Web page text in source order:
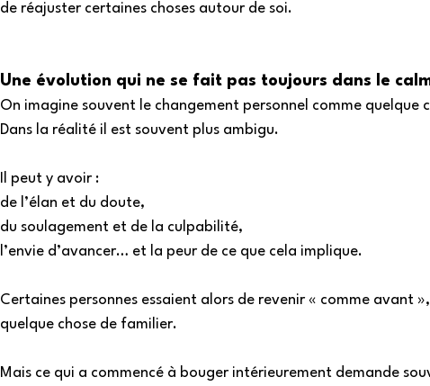
de réajuster certaines choses autour de soi.
Une évolution qui ne se fait pas toujours dans le
On imagine souvent le changement personnel comme quelque
Dans la réalité il est souvent plus ambigu.
Il peut y avoir :
de l’élan et du doute,
du soulagement et de la culpabilité,
l’envie d’avancer… et la peur de ce que cela implique.
Certaines personnes essaient alors de revenir « comme avant
quelque chose de familier.
Mais ce qui a commencé à bouger intérieurement demande